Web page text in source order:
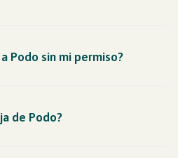
Podo sin mi permiso?
de Podo?